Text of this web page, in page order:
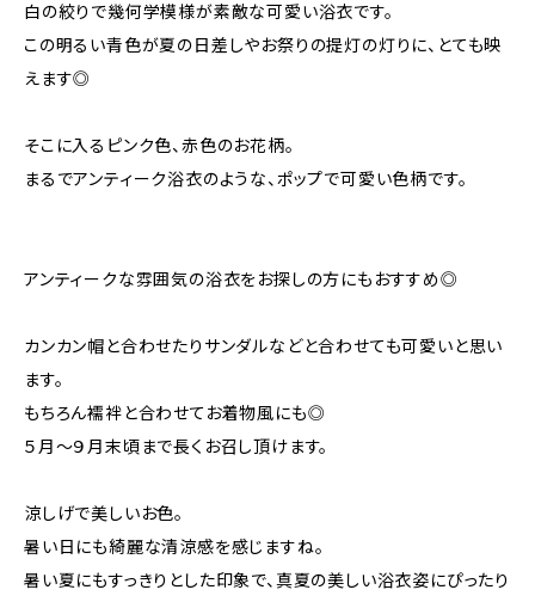
白の絞りで幾何学模様が素敵な可愛い浴衣です。
この明るい青色が夏の日差しやお祭りの提灯の灯りに、とても映
えます◎
そこに入るピンク色、赤色のお花柄。
まるでアンティーク浴衣のような、ポップで可愛い色柄です。
アンティークな雰囲気の浴衣をお探しの方にもおすすめ◎
カンカン帽と合わせたりサンダルなどと合わせても可愛いと思い
ます。
もちろん襦袢と合わせてお着物風にも◎
５月～９月末頃まで長くお召し頂けます。
涼しげで美しいお色。
暑い日にも綺麗な清涼感を感じますね。
暑い夏にもすっきりとした印象で、真夏の美しい浴衣姿にぴったり